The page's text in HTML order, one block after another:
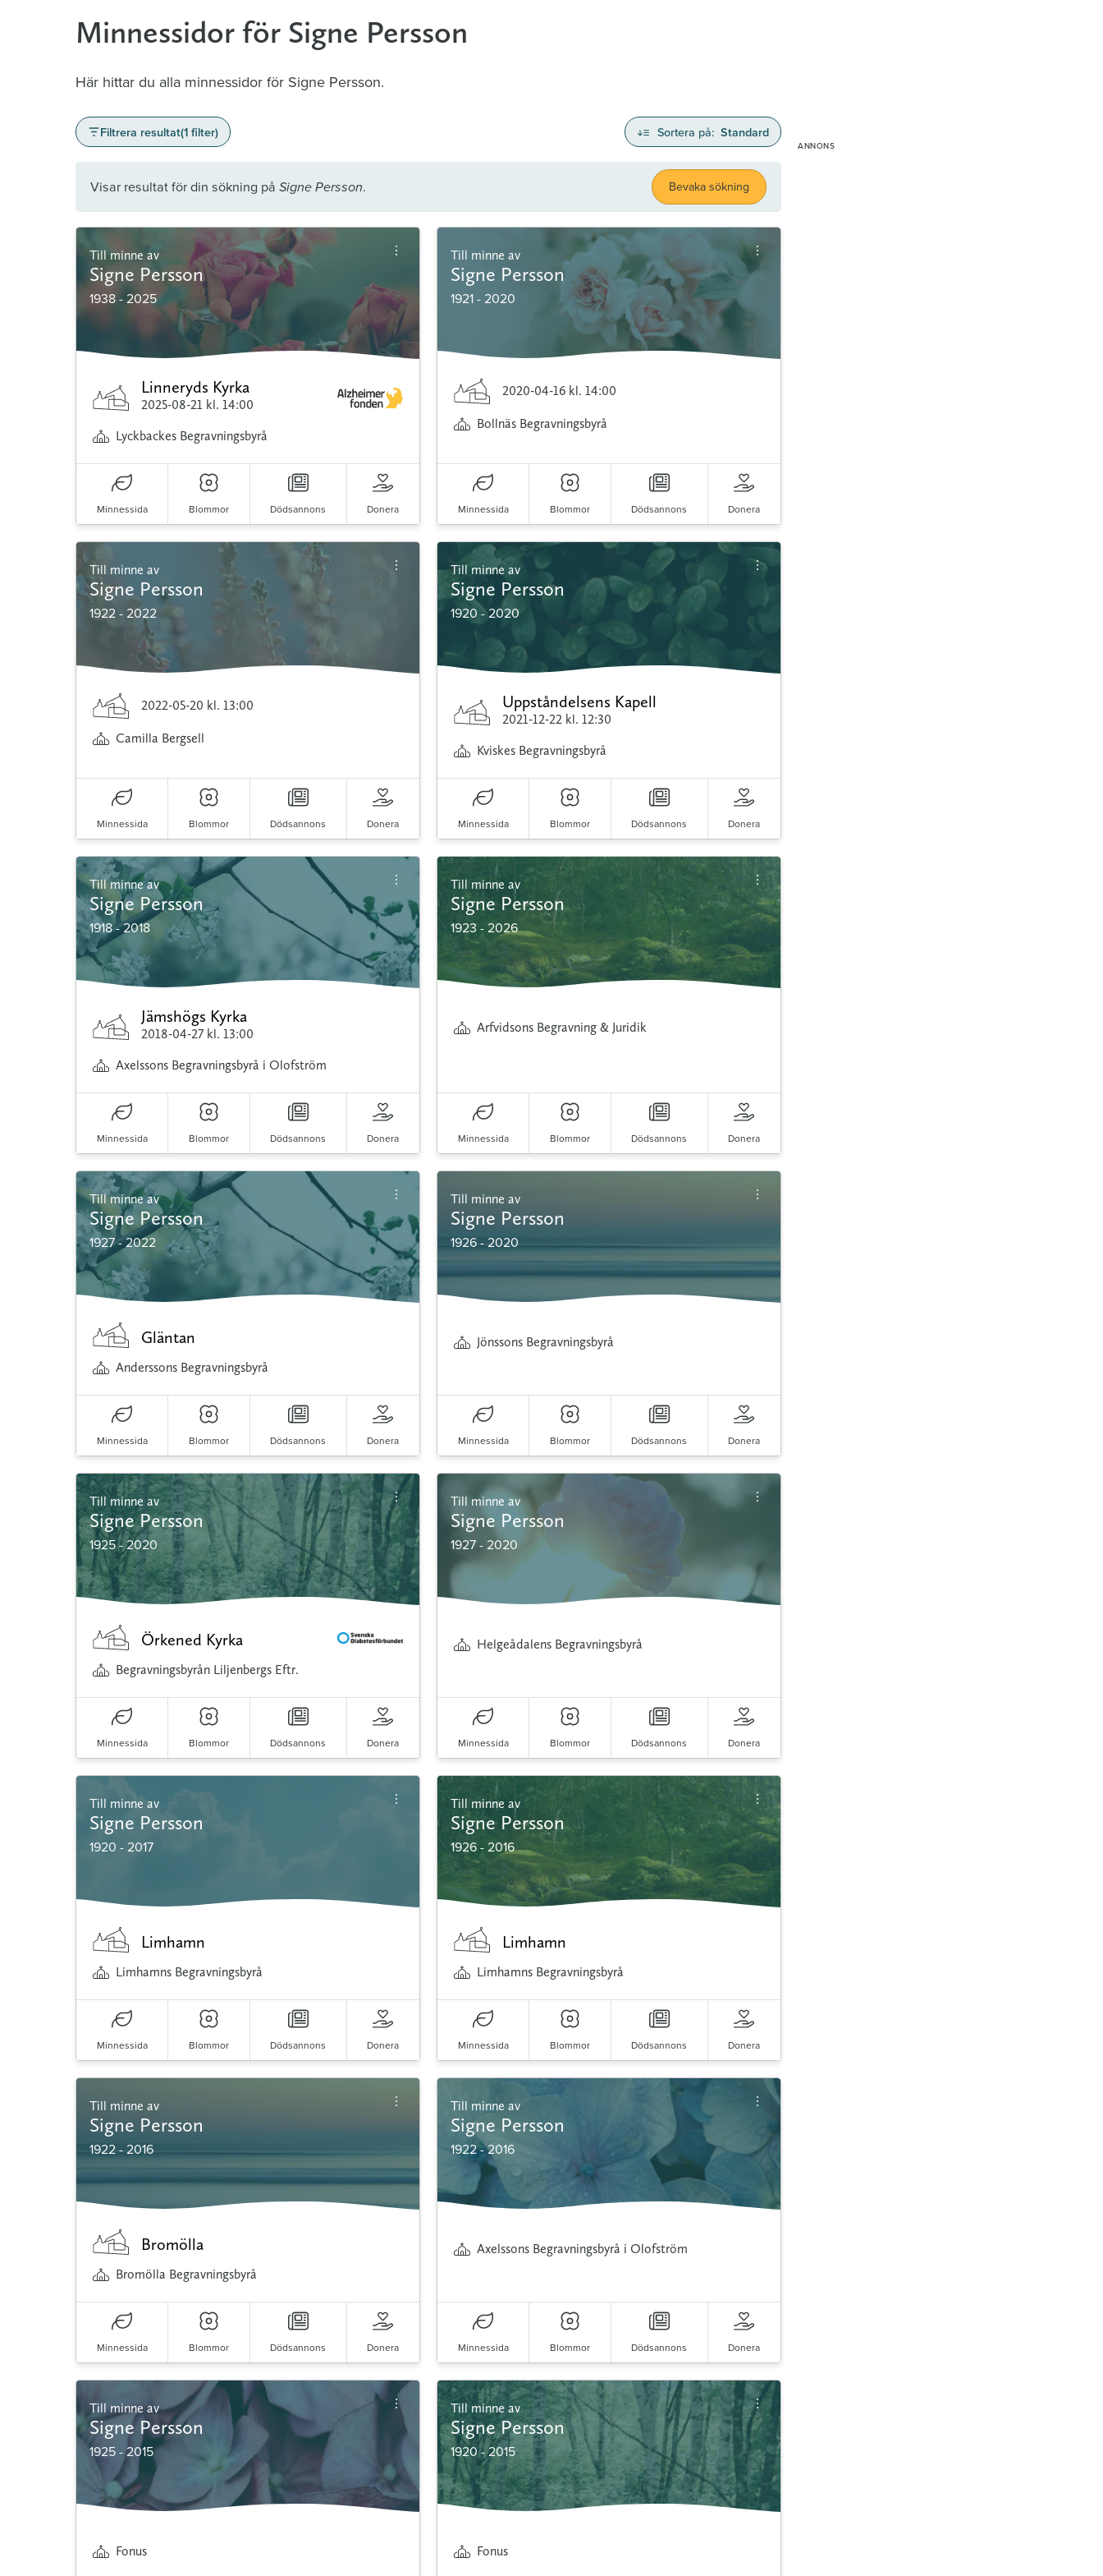
Minnessidor för Signe Persson
Här hittar du alla minnessidor för Signe Persson.
Filtrera resultat(1 filter) Sortera på: Standard
Visar resultat för din sökning på Signe Persson. Bevaka sökning
Till minne av
Signe Persson
1938 - 2025
Linneryds Kyrka
2025-08-21 kl. 14:00
Lyckbackes Begravningsbyrå
Minnessida Blommor Dödsannons Donera
Till minne av
Signe Persson
1921 - 2020
2020-04-16 kl. 14:00
Bollnäs Begravningsbyrå
Minnessida Blommor Dödsannons Donera
Till minne av
Signe Persson
1922 - 2022
2022-05-20 kl. 13:00
Camilla Bergsell
Minnessida Blommor Dödsannons Donera
Till minne av
Signe Persson
1920 - 2020
Uppståndelsens Kapell
2021-12-22 kl. 12:30
Kviskes Begravningsbyrå
Minnessida Blommor Dödsannons Donera
Till minne av
Signe Persson
1918 - 2018
Jämshögs Kyrka
2018-04-27 kl. 13:00
Axelssons Begravningsbyrå i Olofström
Minnessida Blommor Dödsannons Donera
Till minne av
Signe Persson
1923 - 2026
Arfvidsons Begravning & Juridik
Minnessida Blommor Dödsannons Donera
Till minne av
Signe Persson
1927 - 2022
Gläntan
Anderssons Begravningsbyrå
Minnessida Blommor Dödsannons Donera
Till minne av
Signe Persson
1926 - 2020
Jönssons Begravningsbyrå
Minnessida Blommor Dödsannons Donera
Till minne av
Signe Persson
1925 - 2020
Örkened Kyrka
Begravningsbyrån Liljenbergs Eftr.
Minnessida Blommor Dödsannons Donera
Till minne av
Signe Persson
1927 - 2020
Helgeådalens Begravningsbyrå
Minnessida Blommor Dödsannons Donera
Till minne av
Signe Persson
1920 - 2017
Limhamn
Limhamns Begravningsbyrå
Minnessida Blommor Dödsannons Donera
Till minne av
Signe Persson
1926 - 2016
Limhamn
Limhamns Begravningsbyrå
Minnessida Blommor Dödsannons Donera
Till minne av
Signe Persson
1922 - 2016
Bromölla
Bromölla Begravningsbyrå
Minnessida Blommor Dödsannons Donera
Till minne av
Signe Persson
1922 - 2016
Axelssons Begravningsbyrå i Olofström
Minnessida Blommor Dödsannons Donera
Till minne av
Signe Persson
1925 - 2015
Fonus
Till minne av
Signe Persson
1920 - 2015
Fonus